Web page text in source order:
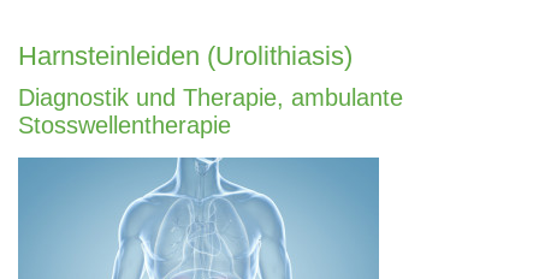
Harnsteinleiden (Urolithiasis)
Diagnostik und Therapie, ambulante
Stosswellentherapie